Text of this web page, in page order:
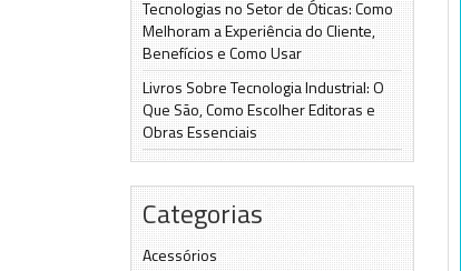
Tecnologias no Setor de Óticas: Como
Melhoram a Experiência do Cliente,
Benefícios e Como Usar
Livros Sobre Tecnologia Industrial: O
Que São, Como Escolher Editoras e
Obras Essenciais
Categorias
Acessórios